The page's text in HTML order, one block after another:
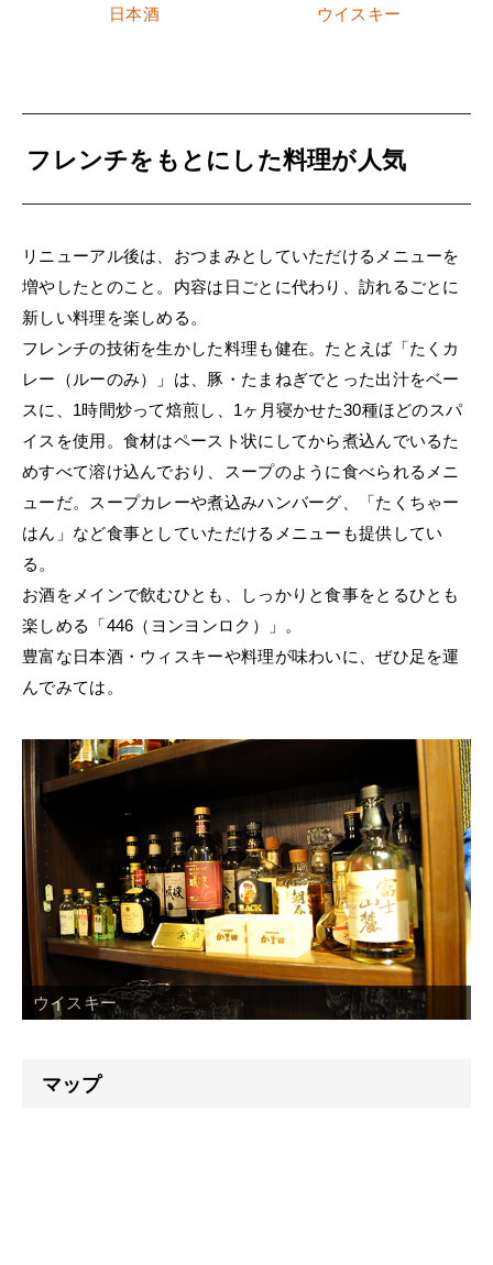
日本酒 ウイスキー
フレンチをもとにした料理が人気
リニューアル後は、おつまみとしていただけるメニューを
増やしたとのこと。内容は日ごとに代わり、訪れるごとに
新しい料理を楽しめる。
フレンチの技術を生かした料理も健在。たとえば「たくカ
レー（ルーのみ）」は、豚・たまねぎでとった出汁をベー
スに、1時間炒って焙煎し、1ヶ月寝かせた30種ほどのスパ
イスを使用。食材はペースト状にしてから煮込んでいるた
めすべて溶け込んでおり、スープのように食べられるメニ
ューだ。スープカレーや煮込みハンバーグ、「たくちゃー
はん」など食事としていただけるメニューも提供してい
る。
お酒をメインで飲むひとも、しっかりと食事をとるひとも
楽しめる「446（ヨンヨンロク）」。
豊富な日本酒・ウィスキーや料理が味わいに、ぜひ足を運
んでみては。
ウイスキー
マップ